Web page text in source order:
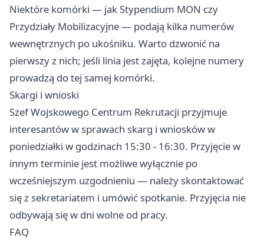
Niektóre komórki — jak Stypendium MON czy
Przydziały Mobilizacyjne — podają kilka numerów
wewnętrznych po ukośniku. Warto dzwonić na
pierwszy z nich; jeśli linia jest zajęta, kolejne numery
prowadzą do tej samej komórki.
Skargi i wnioski
Szef Wojskowego Centrum Rekrutacji przyjmuje
interesantów w sprawach skarg i wniosków w
poniedziałki w godzinach 15:30 - 16:30. Przyjęcie w
innym terminie jest możliwe wyłącznie po
wcześniejszym uzgodnieniu — należy skontaktować
się z sekretariatem i umówić spotkanie. Przyjęcia nie
odbywają się w dni wolne od pracy.
FAQ